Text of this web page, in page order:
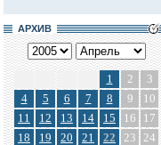
АРХИВ
1 2
3
4
5 6 7 8 9
10
11
12 13 14 15 16
17
18
19 20 21 22 23 24